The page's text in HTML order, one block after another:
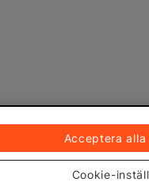
Acceptera alla
Cookie-